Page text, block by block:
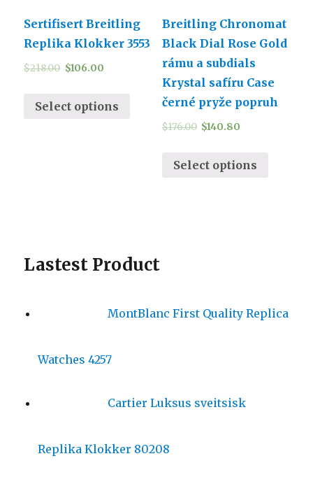
Sertifisert Breitling
Replika Klokker 3553
$218.00 $106.00
Select options
Breitling Chronomat
Black Dial Rose Gold
rámu a subdials
Krystal safíru Case
černé pryže popruh
$176.00 $140.80
Select options
Lastest Product
MontBlanc First Quality Replica
Watches 4257
Cartier Luksus sveitsisk
Replika Klokker 80208